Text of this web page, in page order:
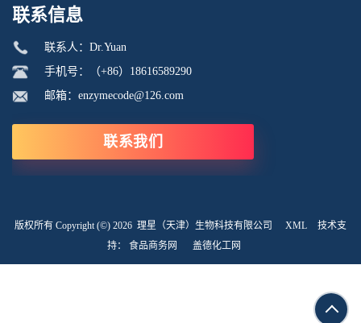
联系信息
联系人：Dr.Yuan
手机号：（+86）18616589290
邮箱：enzymecode@126.com
联系我们
版权所有 Copyright (©) 2026 理星（天津）生物科技有限公司 XML
技术支
持： 食品商务网 盖德化工网